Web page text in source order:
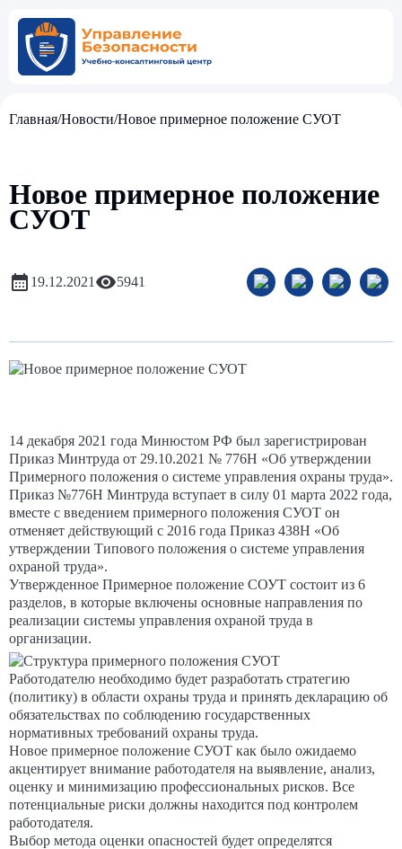
Главная/Новости/Новое примерное положение СУОТ
Новое примерное положение
СУОТ
19.12.2021 5941
14 декабря 2021 года Минюстом РФ был зарегистрирован
Приказ Минтруда от 29.10.2021 № 776Н «Об утверждении
Примерного положения о системе управления охраны труда».
Приказ №776Н Минтруда вступает в силу 01 марта 2022 года,
вместе с введением примерного положения СУОТ он
отменяет действующий с 2016 года Приказ 438Н «Об
утверждении Типового положения о системе управления
охраной труда».
Утвержденное Примерное положение СОУТ состоит из 6
разделов, в которые включены основные направления по
реализации системы управления охраной труда в
организации.
Работодателю необходимо будет разработать стратегию
(политику) в области охраны труда и принять декларацию об
обязательствах по соблюдению государственных
нормативных требований охраны труда.
Новое примерное положение СУОТ как было ожидаемо
акцентирует внимание работодателя на выявление, анализ,
оценку и минимизацию профессиональных рисков. Все
потенциальные риски должны находится под контролем
работодателя.
Выбор метода оценки опасностей будет определятся